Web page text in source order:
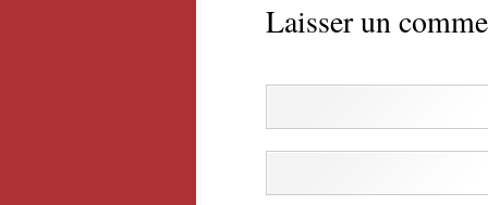
Laisser un